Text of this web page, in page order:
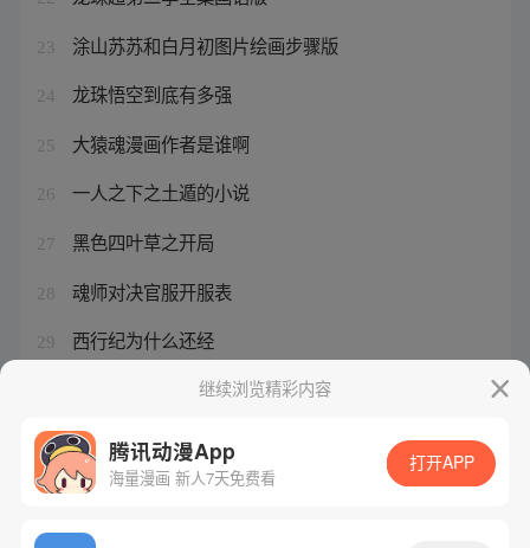
23 涂山苏苏和白月初图片绘画步骤版
24 龙珠悟空到底有多强
25 大猿魂漫画作者是谁啊
26 一人之下之土遁的小说
27 黑色四叶草之开局
28 魂师对决官服开服表
29 西行纪为什么还经
蜘蛛精和王权富贵继续浏览精彩内容
腾讯动漫App
海量漫画 新人7天免费看
打开APP